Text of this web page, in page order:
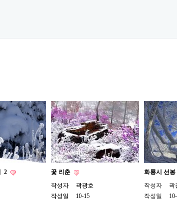
2
꽃 리춘
작성자
곽광호
작성일
10-15
화룡시 선봉
작성자
곽
작성일